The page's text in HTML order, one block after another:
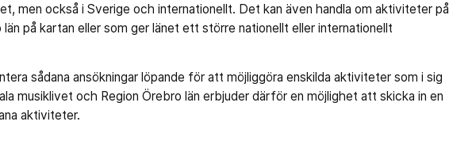
men också i Sverige och internationellt. Det kan även handla om aktiviteter på
på kartan eller som ger länet ett större nationellt eller internationellt
sådana ansökningar löpande för att möjliggöra enskilda aktiviteter som i sig
musiklivet och Region Örebro län erbjuder därför en möjlighet att skicka in en
aktiviteter.